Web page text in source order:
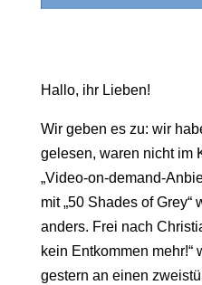
Hallo, ihr Lieben!
Wir geben es zu: wir
gelesen, waren nicht im
„Video-on-demand-
mit „50 Shades of
anders. Frei nach
kein Entkommen mehr!“
gestern an einen